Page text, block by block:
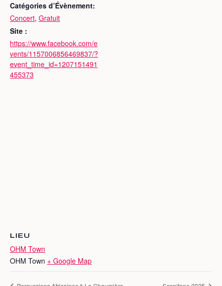
Catégories d’Évènement:
Concert, Gratuit
Site :
https://www.facebook.com/e
vents/1157006856469837/?
event_time_id=1207151491
455373
LIEU
OHM Town
OHM Town + Google Map